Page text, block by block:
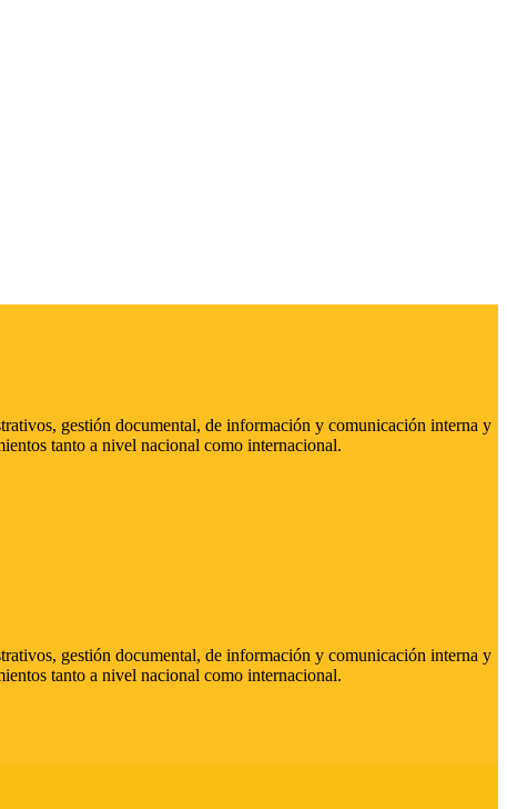
gestión documental, de información y comunicación interna y
tanto a nivel nacional como internacional.
gestión documental, de información y comunicación interna y
tanto a nivel nacional como internacional.